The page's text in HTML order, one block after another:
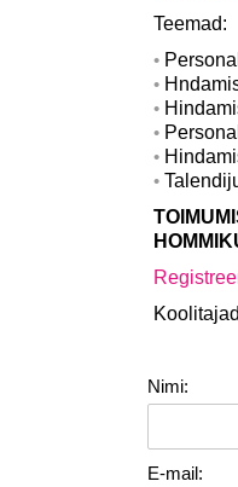
Teemad:
Nimi:
E-mail: